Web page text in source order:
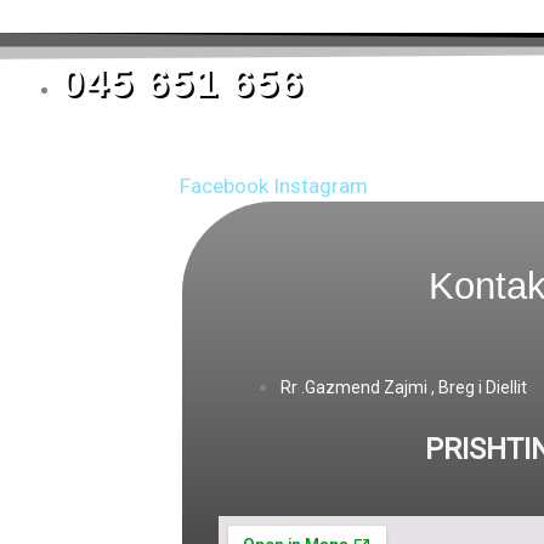
045 651 656
Facebook Instagram
Rr .Gazmend Zajmi , Breg i Diellit